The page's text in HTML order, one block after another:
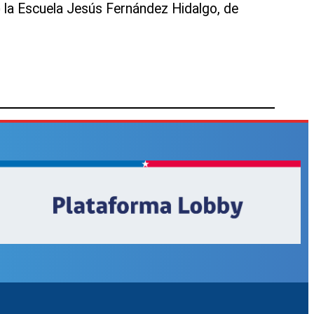
Escuela Jesús Fernández Hidalgo, de